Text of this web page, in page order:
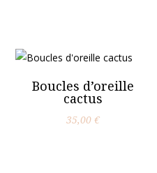
Boucles d’oreille
cactus
35,00€